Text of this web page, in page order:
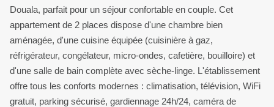
Douala, parfait pour un séjour confortable en couple. Cet
appartement de 2 places dispose d'une chambre bien
aménagée, d'une cuisine équipée (cuisinière à gaz,
réfrigérateur, congélateur, micro-ondes, cafetière, bouilloire) et
d'une salle de bain complète avec sèche-linge. L'établissement
offre tous les conforts modernes : climatisation, télévision, WiFi
gratuit, parking sécurisé, gardiennage 24h/24, caméra de